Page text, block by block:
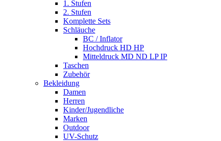
1. Stufen
2. Stufen
Komplette Sets
Schläuche
BC / Inflator
Hochdruck HD HP
Mitteldruck MD ND LP IP
Taschen
Zubehör
Bekleidung
Damen
Herren
Kinder/Jugendliche
Marken
Outdoor
UV-Schutz